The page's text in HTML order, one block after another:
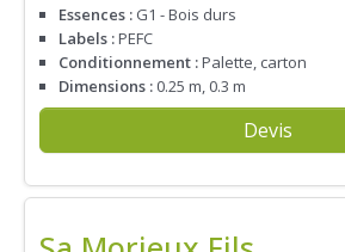
Essences : G1 - Bois durs
Labels :PEFC
Conditionnement :Palette, carton
Dimensions : 0.25 m, 0.3 m
Devis